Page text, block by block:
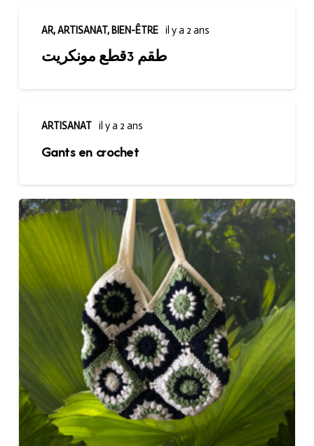
AR,ARTISANAT, BIEN-ÊTRE il y a 2 ans
طقم 3قطع مونكريت
ARTISANAT il y a 2 ans
Gants en crochet